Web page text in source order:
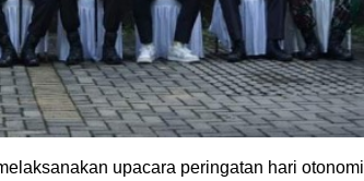
upacara peringatan hari otonomi